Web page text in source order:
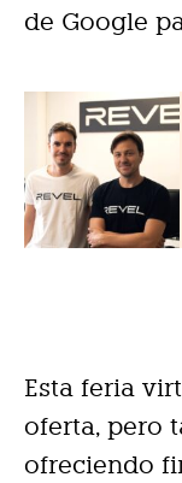
de Google
Esta feria
oferta, pero
ofreciendo